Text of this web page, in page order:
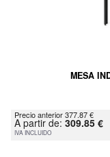
MESA
Precio anterior 377.87 €
A partir de: 309.85 €
IVA INCLUIDO